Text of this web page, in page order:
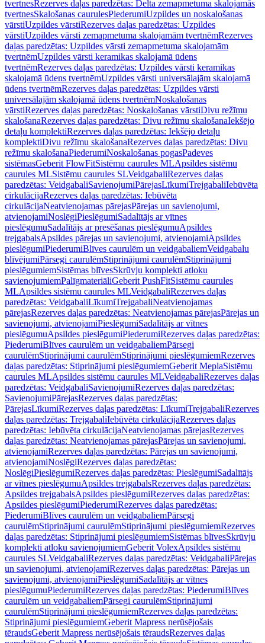
tvertnesRezerves daļas paredzētas: Delta zemapmetuma skalojamās
tvertnesSkalošanas caurulesPiederumiUzpildes un noskalošanas
vārstiUzpildes vārstiRezerves daļas paredzētas: Uzpildes
vārstiUzpildes vārsti zemapmetuma skalojamām tvertnēmRezerves
daļas paredzētas: Uzpildes vārsti zemapmetuma skalojamām
tvertnēmUzpildes vārsti keramikas skalojamā ūdens
tvertnēmRezerves daļas paredzētas: Uzpildes vārsti keramikas
skalojamā ūdens tvertnēmUzpildes vārsti universālajām skalojamā
ūdens tvertnēmRezerves daļas paredzētas: Uzpildes vārsti
universālajām skalojamā ūdens tvertnēmNoskalošanas
vārstiRezerves daļas paredzētas: Noskalošanas vārstiDivu režīmu
skalošanaRezerves daļas paredzētas: Divu režīmu skalošanaIekšējo
detaļu komplektiRezerves daļas paredzētas: Iekšējo detaļu
komplektiDivu režīmu skalošanaRezerves daļas paredzētas: Divu
režīmu skalošanaPiederumiNoskalošanas pogasPadeves
sistēmasGeberit FlowFitSistēmu caurules MLApsildes sistēmu
caurules MLSistēmu caurules SLVeidgabaliRezerves daļas
paredzētas: VeidgabaliSavienojumiPārejasLīkumiTrejgabaliIebūvēta
cirkulācijaRezerves daļas paredzētas: Iebūvēta
cirkulācijaNeatvienojamas pārejasPārejas un savienojumi,
atvienojamiNoslēgiPieslēgumiSadalītājs ar vītnes
pieslēgumuSadalītājs ar presēšanas pieslēgumuApsildes
trejgabalsApsildes pārejas un savienojumi, atvienojamiApsildes
pieslēgumiPiederumiBlīves caurulēm un veidgabaliemVeidgabalu
blīvējumiPārsegi caurulēmStiprinājumi caurulēmStiprinājumi
pieslēgumiemSistēmas blīvesSkrūvju komplekti atloku
savienojumiemPalīgmateriāliGeberit PushFitSistēmu caurules
MLApsildes sistēmu caurules MLVeidgabaliRezerves daļas
paredzētas: VeidgabaliLīkumiTrejgabaliNeatvienojamas
pārejasRezerves daļas paredzētas: Neatvienojamas pārejasPārejas un
savienojumi, atvienojamiPieslēgumiSadalītājs ar vītnes
pieslēgumuApsildes pieslēgumiPiederumiRezerves daļas paredzētas:
PiederumiBlīves caurulēm un veidgabaliemPārsegi
caurulēmStiprinājumi caurulēmStiprinājumi pieslēgumiemRezerves
daļas paredzētas: Stiprinājumi pieslēgumiemGeberit MeplaSistēmu
caurules MLApsildes sistēmu caurules MLVeidgabaliRezerves daļas
paredzētas: VeidgabaliSavienojumiRezerves daļas paredzētas:
SavienojumiPārejasRezerves daļas paredzētas:
PārejasLīkumiRezerves daļas paredzētas: LīkumiTrejgabaliRezerves
daļas paredzētas: TrejgabaliIebūvēta cirkulācijaRezerves daļas
paredzētas: Iebūvēta cirkulācijaNeatvienojamas pārejasRezerves
daļas paredzētas: Neatvienojamas pārejasPārejas un savienojumi,
atvienojamiRezerves daļas paredzētas: Pārejas un savienojumi,
atvienojamiNoslēgiRezerves daļas paredzētas:
NoslēgiPieslēgumiRezerves daļas paredzētas: PieslēgumiSadalītājs
ar vītnes pieslēgumuApsildes trejgabalsRezerves daļas paredzētas:
Apsildes trejgabalsApsildes pieslēgumiRezerves daļas paredzētas:
Apsildes pieslēgumiPiederumiRezerves daļas paredzētas:
PiederumiBlīves caurulēm un veidgabaliemPārsegi
caurulēmStiprinājumi caurulēmStiprinājumi pieslēgumiemRezerves
daļas paredzētas: Stiprinājumi pieslēgumiemSistēmas blīvesSkrūvju
komplekti atloku savienojumiemGeberit VolexApsildes sistēmu
caurules SLVeidgabaliRezerves daļas paredzētas: VeidgabaliPārejas
un savienojumi, atvienojamiRezerves daļas paredzētas: Pārejas un
savienojumi, atvienojamiPieslēgumiSadalītājs ar vītnes
pieslēgumuPiederumiRezerves daļas paredzētas: PiederumiBlīves
caurulēm un veidgabaliemPārsegi caurulēmStiprinājumi
caurulēmStiprinājumi pieslēgumiemRezerves daļas paredzētas:
Stiprinājumi pieslēgumiemGeberit Mapress nerūsējošais
tēraudsGeberit Mapress nerūsējošais tēraudsRezerves daļas